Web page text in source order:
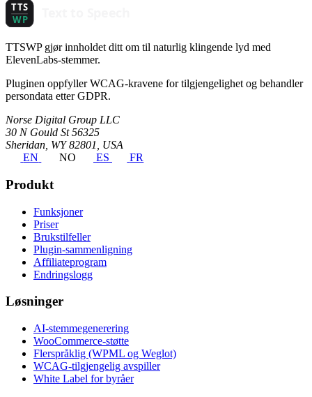
TTSWP gjør innholdet ditt om til naturlig klingende lyd med
ElevenLabs-stemmer.
Pluginen oppfyller WCAG-kravene for tilgjengelighet og behandler
persondata etter GDPR.
Norse Digital Group LLC
30 N Gould St 56325
Sheridan, WY 82801, USA
EN
NO ES FR
Produkt
Funksjoner
Priser
Brukstilfeller
Plugin-sammenligning
Affiliateprogram
Endringslogg
Løsninger
AI-stemmegenerering
WooCommerce-støtte
Flerspråklig (WPML og Weglot)
WCAG-tilgjengelig avspiller
White Label for byråer